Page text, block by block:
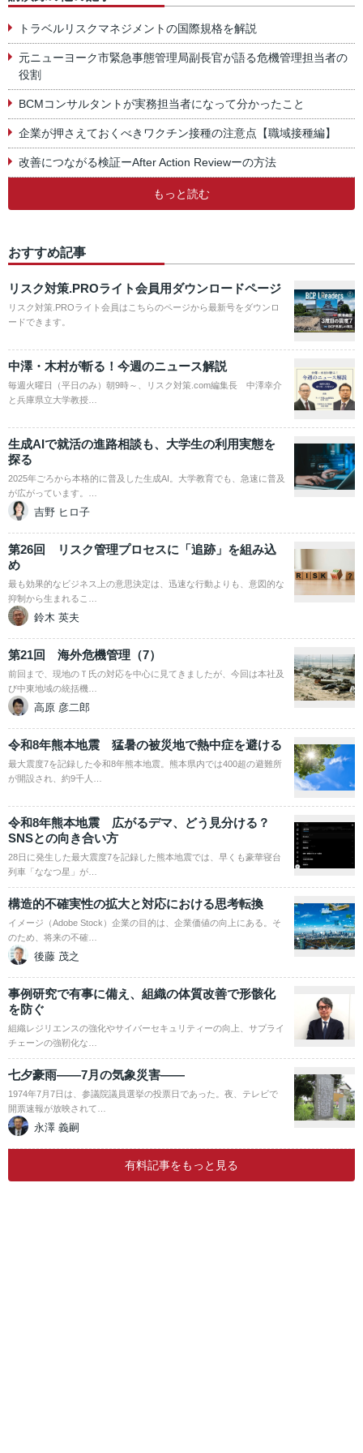
トラベルリスクマネジメントの国際規格を解説
元ニューヨーク市緊急事態管理局副長官が語る危機管理担当者の
役割
BCMコンサルタントが実務担当者になって分かったこと
企業が押さえておくべきワクチン接種の注意点【職域接種編】
改善につながる検証ーAfter Action Reviewーの方法
もっと読む
おすすめ記事
リスク対策.PROライト会員用ダウンロードページ
リスク対策.PROライト会員はこちらのページから最新号をダウンロ
ードできます。
中澤・木村が斬る！今週のニュース解説
毎週火曜日（平日のみ）朝9時～、リスク対策.com編集長 中澤幸介
と兵庫県立大学教授…
生成AIで就活の進路相談も、大学生の利用実態を
探る
2025年ごろから本格的に普及した生成AI。大学教育でも、急速に普及
が広がっています。…
吉野 ヒロ子
第26回 リスク管理プロセスに「追跡」を組み込
め
最も効果的なビジネス上の意思決定は、迅速な行動よりも、意図的な
抑制から生まれるこ…
鈴木 英夫
第21回 海外危機管理（7）
前回まで、現地のＴ氏の対応を中心に見てきましたが、今回は本社及
び中東地域の統括機…
高原 彦二郎
令和8年熊本地震 猛暑の被災地で熱中症を避ける
最大震度7を記録した令和8年熊本地震。熊本県内では400超の避難所
が開設され、約9千人…
令和8年熊本地震 広がるデマ、どう見分ける？
SNSとの向き合い方
28日に発生した最大震度7を記録した熊本地震では、早くも豪華寝台
列車「ななつ星」が…
構造的不確実性の拡大と対応における思考転換
イメージ（Adobe Stock）企業の目的は、企業価値の向上にある。そ
のため、将来の不確…
後藤 茂之
事例研究で有事に備え、組織の体質改善で形骸化
を防ぐ
組織レジリエンスの強化やサイバーセキュリティーの向上、サプライ
チェーンの強靭化な…
七夕豪雨――7月の気象災害――
1974年7月7日は、参議院議員選挙の投票日であった。夜、テレビで
開票速報が放映されて…
永澤 義嗣
有料記事をもっと見る